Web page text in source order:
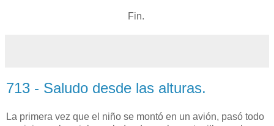
Fin.
713 - Saludo desde las alturas.
La primera vez que el niño se montó en un avión, pasó todo